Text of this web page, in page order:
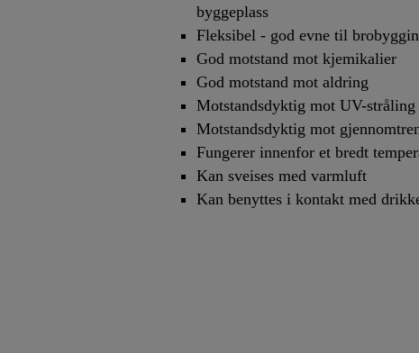
byggeplass
Fleksibel - god evne til
God motstand mot kjemikalier
God motstand mot aldring
Motstandsdyktig mot UV-stråling
Motstandsdyktig mot
Fungerer innenfor et bredt
Kan sveises med varmluft
Kan benyttes i kontakt med